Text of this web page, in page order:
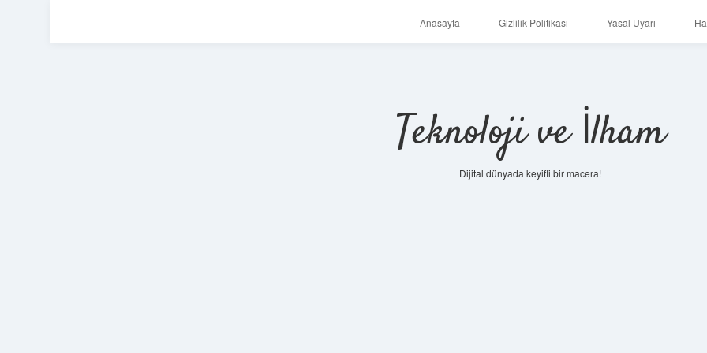
Anasayfa Gizlilik Politikası Yasal Uyarı
Teknoloji ve İlham
Dijital dünyada keyifli bir macera!